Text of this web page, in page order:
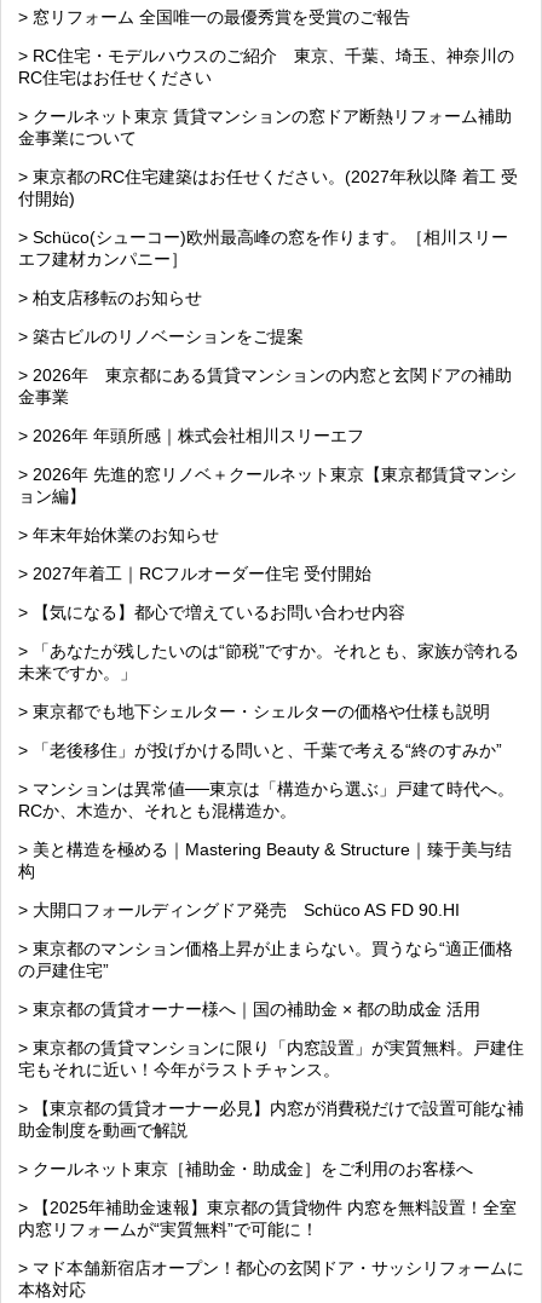
> 窓リフォーム 全国唯一の最優秀賞を受賞のご報告
> RC住宅・モデルハウスのご紹介 東京、千葉、埼玉、神奈川の
RC住宅はお任せください
> クールネット東京 賃貸マンションの窓ドア断熱リフォーム補助
金事業について
> 東京都のRC住宅建築はお任せください。(2027年秋以降 着工 受
付開始)
> Schüco(シューコー)欧州最高峰の窓を作ります。［相川スリー
エフ建材カンパニー］
> 柏支店移転のお知らせ
> 築古ビルのリノベーションをご提案
> 2026年 東京都にある賃貸マンションの内窓と玄関ドアの補助
金事業
> 2026年 年頭所感｜株式会社相川スリーエフ
> 2026年 先進的窓リノベ＋クールネット東京【東京都賃貸マンシ
ョン編】
> 年末年始休業のお知らせ
> 2027年着工｜RCフルオーダー住宅 受付開始
> 【気になる】都心で増えているお問い合わせ内容
> 「あなたが残したいのは“節税”ですか。それとも、家族が誇れる
未来ですか。」
> 東京都でも地下シェルター・シェルターの価格や仕様も説明
> 「老後移住」が投げかける問いと、千葉で考える“終のすみか”
> マンションは異常値──東京は「構造から選ぶ」戸建て時代へ。
RCか、木造か、それとも混構造か。
> 美と構造を極める｜Mastering Beauty & Structure｜臻于美与结
构
> 大開口フォールディングドア発売 Schüco AS FD 90.HI
> 東京都のマンション価格上昇が止まらない。買うなら“適正価格
の戸建住宅”
> 東京都の賃貸オーナー様へ｜国の補助金 × 都の助成金 活用
> 東京都の賃貸マンションに限り「内窓設置」が実質無料。戸建住
宅もそれに近い！今年がラストチャンス。
> 【東京都の賃貸オーナー必見】内窓が消費税だけで設置可能な補
助金制度を動画で解説
> クールネット東京［補助金・助成金］をご利用のお客様へ
> 【2025年補助金速報】東京都の賃貸物件 内窓を無料設置！全室
内窓リフォームが“実質無料”で可能に！
> マド本舗新宿店オープン！都心の玄関ドア・サッシリフォームに
本格対応